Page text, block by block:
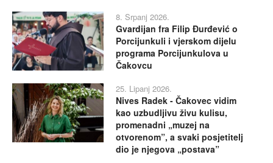
8. Srpanj 2026.
Gvardijan fra Filip Đurđević o
Porcijunkuli i vjerskom dijelu
programa Porcijunkulova u
Čakovcu
25. Lipanj 2026.
Nives Radek - Čakovec vidim
kao uzbudljivu živu kulisu,
promenadni „muzej na
otvorenom”, a svaki posjetitelj
dio je njegova „postava”